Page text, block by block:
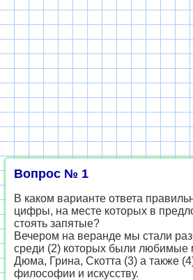
Вопрос № 1
В каком варианте ответа
цифры, на месте которых в
стоять запятые?
Вечером на веранде мы стали
среди (2) которых были любимые
Дюма, Грина, Скотта (3) а также
философии и искусству.